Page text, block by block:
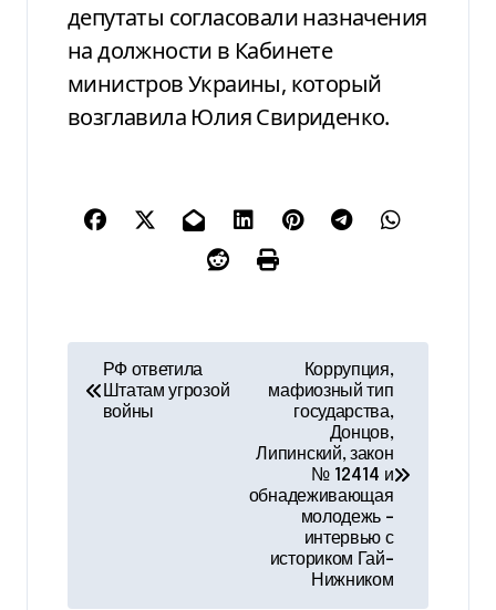
депутаты согласовали назначения
на должности в Кабинете
министров Украины, который
возглавила Юлия Свириденко.
РФ ответила
Штатам угрозой
войны
Коррупция,
мафиозный тип
государства,
Донцов,
Липинский, закон
№ 12414 и
обнадеживающая
молодежь –
интервью с
историком Гай-
Нижником